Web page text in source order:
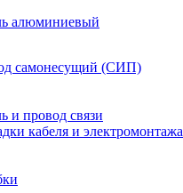
алюминиевый
самонесущий (СИП)
и провод связи
кабеля и электромонтажа